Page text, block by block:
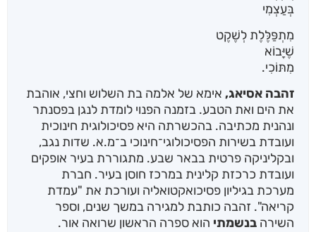
בְּעַצְמִי
מִתְפַּלֶּלֶת לְשֶׁקֶט
שֶׁיָּבוֹא
מִתּוֹכִי.
זהבה אסיאג, אימא של אלמה בת השלוש וחצי, אוהבת
את הים ואת הטבע. בזמנה הפנוי לומדת לנגן בפסנתר
ונהנית מכתיבה. בהכשרתה היא פסיכולוגית חינוכית
ועובדת בשירות הפסיכולוגי־חינוכי ב־מ.א. שדות נגב,
ובקליניקה פרטית בבאר שבע. מתגוררת בעיר אופקים
ועובדת כרכזת קלינית במרכז חוסן בעיר. חברת
מערכת בגיליון פסיכואקטואליה ועורכת את "עמדת
קריאה". זהבה כותבת למגירה במשך שנים, וספר
השירה בנשמתי הוא ספרה הראשון שרואה אור.